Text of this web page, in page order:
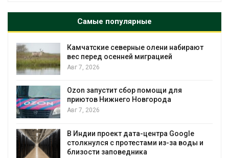
Самые популярные
Камчатские северные олени набирают
вес перед осенней миграцией
Авг 7, 2026
Ozon запустит сбор помощи для
приютов Нижнего Новгорода
Авг 7, 2026
В Индии проект дата-центра Google
столкнулся с протестами из-за воды и
близости заповедника